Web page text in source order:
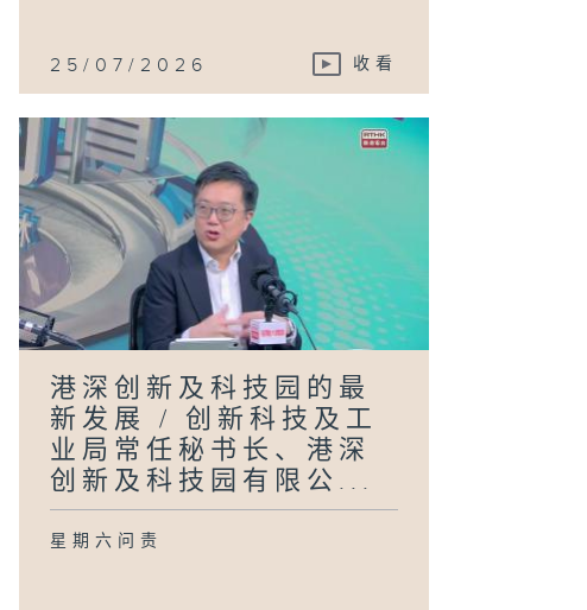
政府就修订《消防
条例》展开谘询 /
保安局局长邓炳强
25/07/2026 收看
港深创新及科技园的最
新发展 / 创新科技及工
业局常任秘书长、港深
创新及科技园有限公...
星期六问责